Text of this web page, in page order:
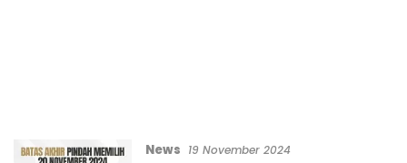
News 19 November 2024